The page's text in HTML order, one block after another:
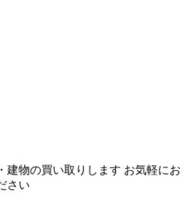
建物の買い取りします お気軽にお
さい